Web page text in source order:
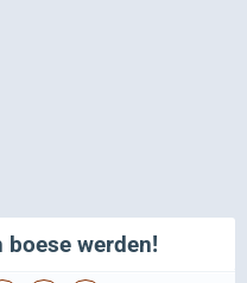
werden!